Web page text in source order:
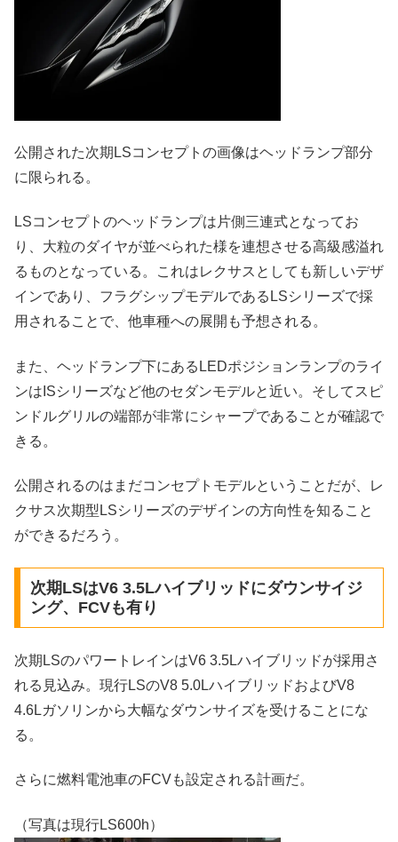
公開された次期LSコンセプトの画像はヘッドランプ部分
に限られる。
LSコンセプトのヘッドランプは片側三連式となってお
り、大粒のダイヤが並べられた様を連想させる高級感溢れ
るものとなっている。これはレクサスとしても新しいデザ
インであり、フラグシップモデルであるLSシリーズで採
用されることで、他車種への展開も予想される。
また、ヘッドランプ下にあるLEDポジションランプのライ
ンはISシリーズなど他のセダンモデルと近い。そしてスピ
ンドルグリルの端部が非常にシャープであることが確認で
きる。
公開されるのはまだコンセプトモデルということだが、レ
クサス次期型LSシリーズのデザインの方向性を知ること
ができるだろう。
次期LSはV6 3.5Lハイブリッドにダウンサイジ
ング、FCVも有り
次期LSのパワートレインはV6 3.5Lハイブリッドが採用さ
れる見込み。現行LSのV8 5.0LハイブリッドおよびV8
4.6Lガソリンから大幅なダウンサイズを受けることにな
る。
さらに燃料電池車のFCVも設定される計画だ。
（写真は現行LS600h）